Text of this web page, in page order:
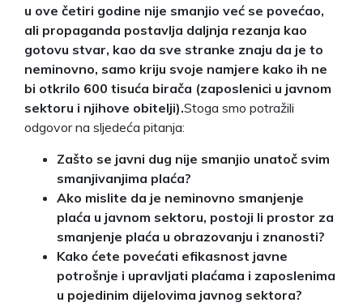
u ove četiri godine nije smanjio već se povećao,
ali propaganda postavlja daljnja rezanja kao
gotovu stvar, kao da sve stranke znaju da je to
neminovno, samo kriju svoje namjere kako ih ne
bi otkrilo 600 tisuća birača (zaposlenici u javnom
sektoru i njihove obitelji).Stoga smo potražili
odgovor na sljedeća pitanja:
Zašto se javni dug nije smanjio unatoč svim
smanjivanjima plaća?
Ako mislite da je neminovno smanjenje
plaća u javnom sektoru, postoji li prostor za
smanjenje plaća u obrazovanju i znanosti?
Kako ćete povećati efikasnost javne
potrošnje i upravljati plaćama i zaposlenima
u pojedinim dijelovima javnog sektora?